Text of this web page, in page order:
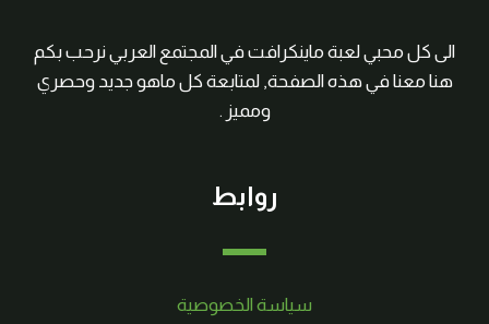
الى كل محبي لعبة ماينكرافت في المجتمع العربي نرحب بكم
هنا معنا في هذه الصفحة, لمتابعة كل ماهو جديد وحصري
ومميز .
روابط
سياسة الخصوصية